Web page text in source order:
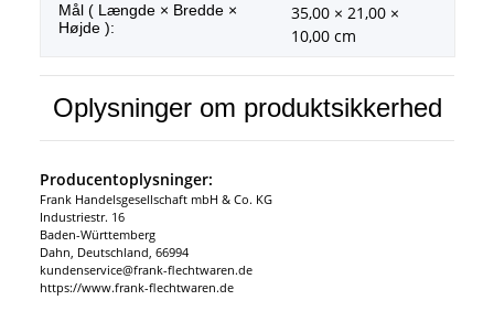
Mål ( Længde × Bredde ×
Højde ):
35,00 × 21,00 ×
10,00 cm
Oplysninger om produktsikkerhed
Producentoplysninger:
Frank Handelsgesellschaft mbH & Co. KG
Industriestr. 16
Baden-Württemberg
Dahn, Deutschland, 66994
kundenservice@frank-flechtwaren.de
https://www.frank-flechtwaren.de